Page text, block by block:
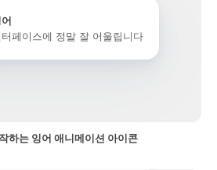
터페이스에 정말 잘 어울립니다
하는 잉어 애니메이션 아이콘